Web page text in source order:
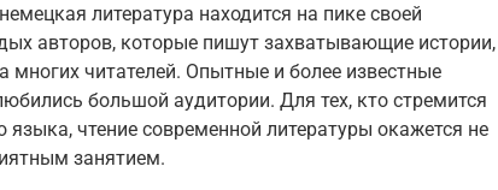
литература находится на пике своей
авторов, которые пишут захватывающие истории,
многих читателей. Опытные и более известные
большой аудитории. Для тех, кто стремится
чтение современной литературы окажется не
занятием.